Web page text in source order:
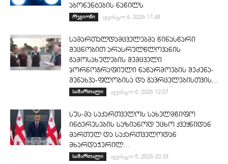
აბონენტების ნაწილს
რეგიონი აგვისტო 6, 2026 17:48
სამართალდამცველებმა წინასწარი
შეცნობით არასრულწლოვანის
გამოსახულების შემცველი
პორნოგრაფიული ნაწარმოების შეძენა-
შენახვა-ფლობისა და გავრცელებისთვის...
სამართალი აგვისტო 6, 2026 12:07
სუს-მა საქართველოს სახელმწიფო
ინტერესების საზიანოდ უცხო ქვეყნიდან
მართულ და საქართველოდან
მხარდაჭერილ...
სამართალი აგვისტო 5, 2026 20:33